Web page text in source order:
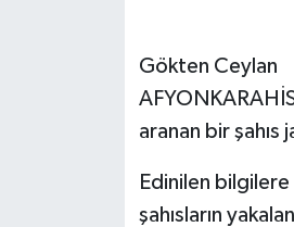
Gökten Ceylan
aranan bir şahıs
Edinilen
şahısların